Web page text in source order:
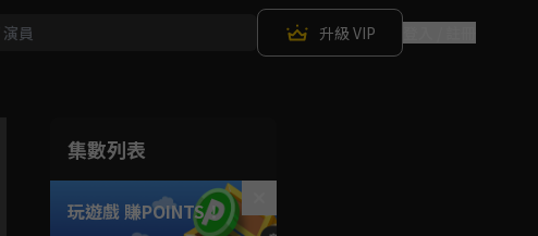
升級 VIP
集數列表
玩遊戲 賺POINTS！